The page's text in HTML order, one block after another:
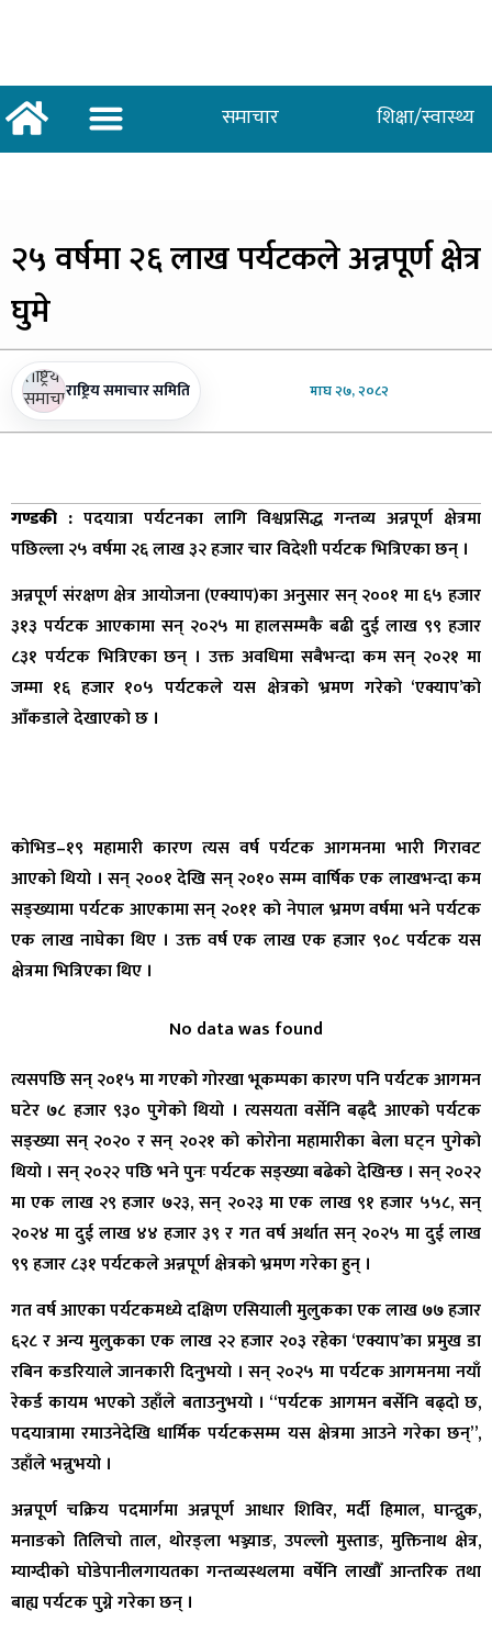
समाचार शिक्षा/स्वास्थ्य
२५वर्षमा २६ लाख पर्यटकले अन्नपूर्ण क्षेत्र
घुमे
राष्ट्रिय समाचार समिति माघ२७, २०८२
गण्डकी :पदयात्रा पर्यटनका लागि विश्वप्रसिद्ध गन्तव्य अन्नपूर्ण क्षेत्रमा
पछिल्ला २५ वर्षमा २६ लाख ३२ हजार चार विदेशी पर्यटक भित्रिएका छन् ।
अन्नपूर्ण संरक्षण क्षेत्र आयोजना (एक्याप)का अनुसार सन् २००१ मा ६५ हजार
३१३ पर्यटक आएकामा सन् २०२५ मा हालसम्मकै बढी दुई लाख ९९ हजार
८३१ पर्यटक भित्रिएका छन् । उक्त अवधिमा सबैभन्दा कम सन् २०२१ मा
जम्मा १६ हजार १०५ पर्यटकले यस क्षेत्रको भ्रमण गरेको ‘एक्याप’को
आँकडाले देखाएको छ ।
कोभिड–१९ महामारी कारण त्यस वर्ष पर्यटक आगमनमा भारी गिरावट
आएको थियो । सन् २००१ देखि सन् २०१० सम्म वार्षिक एक लाखभन्दा कम
सङ्ख्यामा पर्यटक आएकामा सन् २०११ को नेपाल भ्रमण वर्षमा भने पर्यटक
एक लाख नाघेका थिए । उक्त वर्ष एक लाख एक हजार ९०८ पर्यटक यस
क्षेत्रमा भित्रिएका थिए ।
No data was found
त्यसपछि सन् २०१५ मा गएको गोरखा भूकम्पका कारण पनि पर्यटक आगमन
घटेर ७८ हजार ९३० पुगेको थियो । त्यसयता वर्सेनि बढ्दै आएको पर्यटक
सङ्ख्या सन् २०२० र सन् २०२१ को कोरोना महामारीका बेला घट्न पुगेको
थियो । सन् २०२२ पछि भने पुनः पर्यटक सङ्ख्या बढेको देखिन्छ । सन् २०२२
मा एक लाख २९ हजार ७२३, सन् २०२३ मा एक लाख ९१ हजार ५५८, सन्
२०२४ मा दुई लाख ४४ हजार ३९ र गत वर्ष अर्थात सन् २०२५ मा दुई लाख
९९ हजार ८३१ पर्यटकले अन्नपूर्ण क्षेत्रको भ्रमण गरेका हुन् ।
गत वर्ष आएका पर्यटकमध्ये दक्षिण एसियाली मुलुकका एक लाख ७७ हजार
६२८ र अन्य मुलुकका एक लाख २२ हजार २०३ रहेका ‘एक्याप’का प्रमुख डा
रबिन कडरियाले जानकारी दिनुभयो । सन् २०२५ मा पर्यटक आगमनमा नयाँ
रेकर्ड कायम भएको उहाँले बताउनुभयो । “पर्यटक आगमन बर्सेनि बढ्दो छ,
पदयात्रामा रमाउनेदेखि धार्मिक पर्यटकसम्म यस क्षेत्रमा आउने गरेका छन्”,
उहाँले भन्नुभयो ।
अन्नपूर्ण चक्रिय पदमार्गमा अन्नपूर्ण आधार शिविर, मर्दी हिमाल, घान्द्रुक,
मनाङको तिलिचो ताल, थोरङ्ला भञ्ज्याङ, उपल्लो मुस्ताङ, मुक्तिनाथ क्षेत्र,
म्याग्दीको घोडेपानीलगायतका गन्तव्यस्थलमा वर्षेनि लाखौँ आन्तरिक तथा
बाह्य पर्यटक पुग्ने गरेका छन् ।